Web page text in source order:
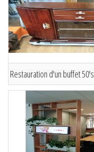
Restauration d'un buffet 50's